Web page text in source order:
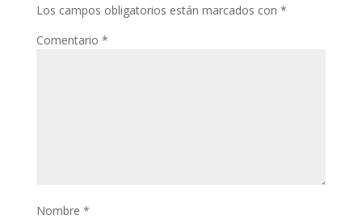
Los campos obligatorios están marcados con *
Comentario *
Nombre *